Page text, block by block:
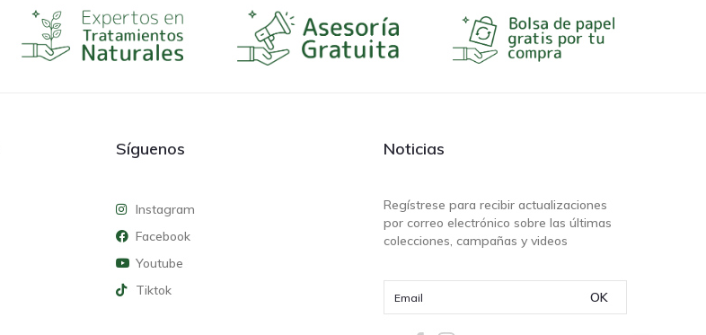
Síguenos
Instagram
Facebook
Youtube
Tiktok
Noticias
Regístrese para recibir actualizaciones
por correo electrónico sobre las últimas
colecciones, campañas y videos
OK